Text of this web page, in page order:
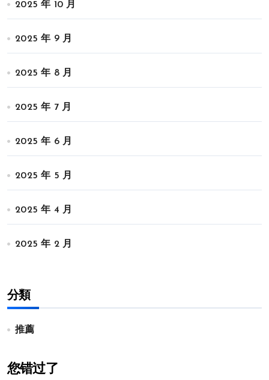
2025 年 10 月
2025 年 9 月
2025 年 8 月
2025 年 7 月
2025 年 6 月
2025 年 5 月
2025 年 4 月
2025 年 2 月
分類
推薦
您错过了